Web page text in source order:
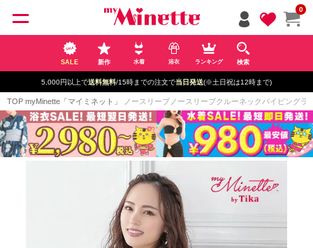
0
SALE 新作 水着 浴衣 ランキング 検索
5,000円以上で送料無料/15時までの注文で当日発送(※土日祝は12時まで)
TOP myMinette「マイミネット」 ノースリーブノースリーブクルーネックパイピング
ペー
ジト
ップ